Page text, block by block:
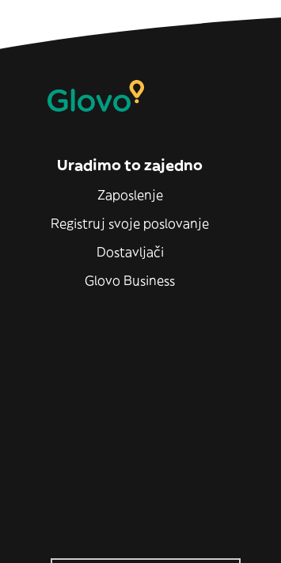
Uradimo to zajedno
Zaposlenje
Registruj svoje poslovanje
Dostavljači
Glovo Business